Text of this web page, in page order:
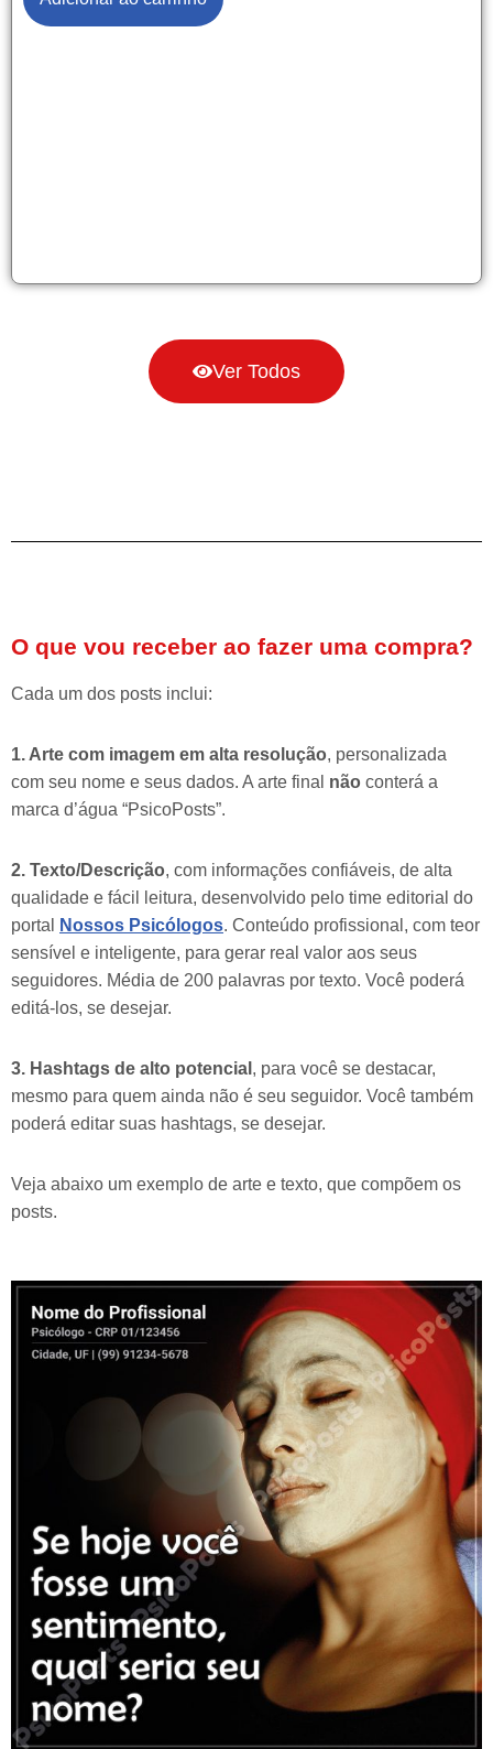
Ver Todos
O que vou receber ao fazer uma compra?
Cada um dos posts inclui:
1. Arte com imagem em alta resolução, personalizada
com seu nome e seus dados. A arte final não conterá a
marca d’água “PsicoPosts”.
2. Texto/Descrição, com informações confiáveis, de alta
qualidade e fácil leitura, desenvolvido pelo time editorial do
portal
Nossos Psicólogos. Conteúdo profissional, com teor
sensível e inteligente, para gerar real valor aos seus
seguidores. Média de 200 palavras por texto. Você poderá
editá-los, se desejar.
3. Hashtags de alto potencial , para você se destacar,
mesmo para quem ainda não é seu seguidor. Você também
poderá editar suas hashtags, se desejar.
Veja abaixo um exemplo de arte e texto, que compõem os
posts.